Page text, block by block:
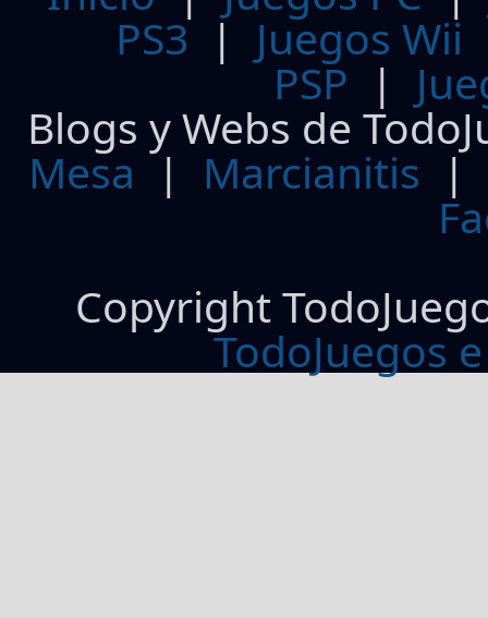
PS3| Juegos Wii
PSP |
Blogs y Webs de
Mesa | Marcianitis |
Copyright
TodoJuegos